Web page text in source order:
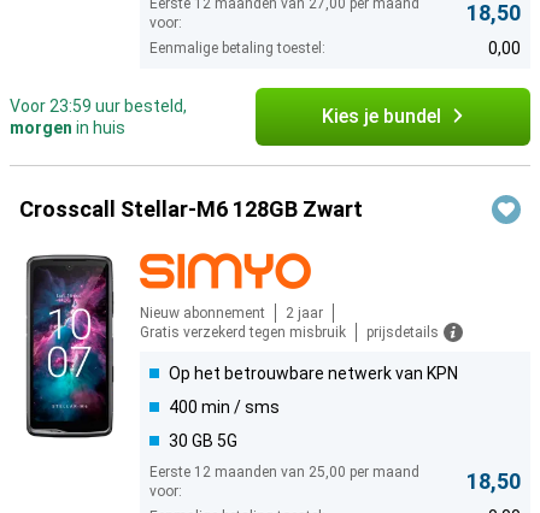
Eerste 12 maanden van 27,00 per maand
voor:
18,50
Eenmalige betaling toestel: 0,00
Voor 23:59 uur besteld,
morgen in huis Kies je bundel
Crosscall Stellar-M6 128GB Zwart
Nieuw abonnement
2 jaar
Gratis verzekerd tegen misbruik
prijsdetails
Op het betrouwbare netwerk van KPN
400 min / sms
30 GB 5G
Eerste 12 maanden van 25,00 per maand
voor:
18,50